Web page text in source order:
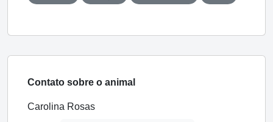
Contato sobre o animal
Carolina Rosas